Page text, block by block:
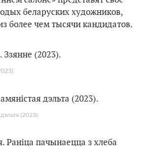
беларуских художников,
более чем тысячи кандидатов.
(2023).